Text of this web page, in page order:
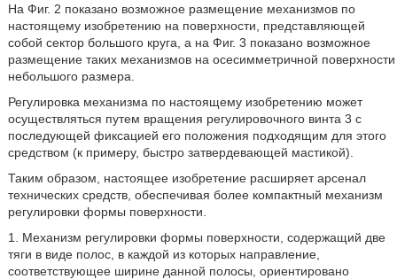
На Фиг. 2 показано возможное размещение механизмов по
настоящему изобретению на поверхности, представляющей
собой сектор большого круга, а на Фиг. 3 показано возможное
размещение таких механизмов на осесимметричной поверхности
небольшого размера.
Регулировка механизма по настоящему изобретению может
осуществляться путем вращения регулировочного винта 3 с
последующей фиксацией его положения подходящим для этого
средством (к примеру, быстро затвердевающей мастикой).
Таким образом, настоящее изобретение расширяет арсенал
технических средств, обеспечивая более компактный механизм
регулировки формы поверхности.
1. Механизм регулировки формы поверхности, содержащий две
тяги в виде полос, в каждой из которых направление,
соответствующее ширине данной полосы, ориентировано